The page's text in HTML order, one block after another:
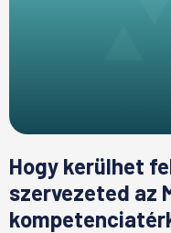
Hogy kerülhet
szervezeted az